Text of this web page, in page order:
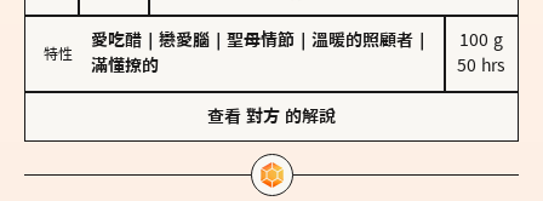
特性
愛吃醋 戀愛腦 聖母情節 溫暖的照顧者
滿懂撩的
100 g
50 hrs
查看 對方 的解說